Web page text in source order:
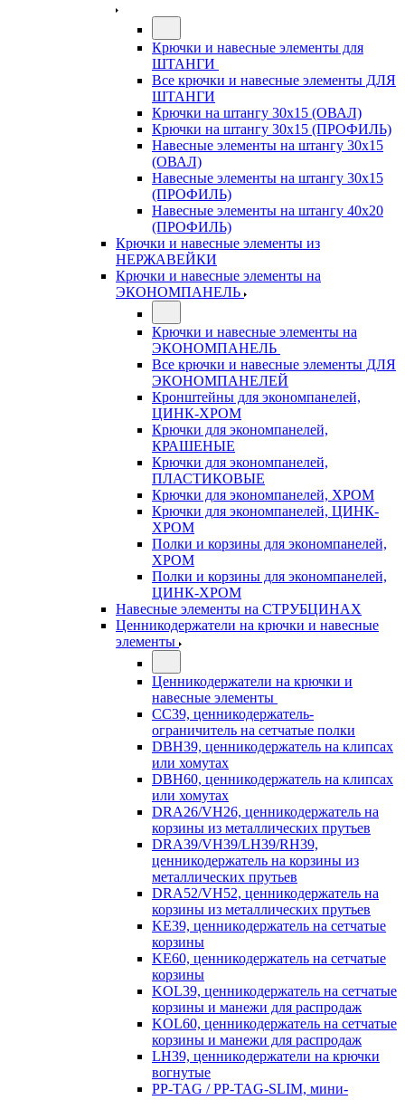
Крючки и навесные элементы для
ШТАНГИ
Все крючки и навесные элементы ДЛЯ
ШТАНГИ
Крючки на штангу 30х15 (ОВАЛ)
Крючки на штангу 30х15 (ПРОФИЛЬ)
Навесные элементы на штангу 30х15
(ОВАЛ)
Навесные элементы на штангу 30х15
(ПРОФИЛЬ)
Навесные элементы на штангу 40х20
(ПРОФИЛЬ)
Крючки и навесные элементы из
НЕРЖАВЕЙКИ
Крючки и навесные элементы на
ЭКОНОМПАНЕЛЬ
Крючки и навесные элементы на
ЭКОНОМПАНЕЛЬ
Все крючки и навесные элементы ДЛЯ
ЭКОНОМПАНЕЛЕЙ
Кронштейны для экономпанелей,
ЦИНК-ХРОМ
Крючки для экономпанелей,
КРАШЕНЫЕ
Крючки для экономпанелей,
ПЛАСТИКОВЫЕ
Крючки для экономпанелей, ХРОМ
Крючки для экономпанелей, ЦИНК-
ХРОМ
Полки и корзины для экономпанелей,
ХРОМ
Полки и корзины для экономпанелей,
ЦИНК-ХРОМ
Навесные элементы на СТРУБЦИНАХ
Ценникодержатели на крючки и навесные
элементы
Ценникодержатели на крючки и
навесные элементы
CC39, ценникодержатель-
ограничитель на сетчатые полки
DBH39, ценникодержатель на клипсах
или хомутах
DBH60, ценникодержатель на клипсах
или хомутах
DRA26/VH26, ценникодержатель на
корзины из металлических прутьев
DRA39/VH39/LH39/RH39,
ценникодержатель на корзины из
металлических прутьев
DRA52/VH52, ценникодержатель на
корзины из металлических прутьев
KE39, ценникодержатель на сетчатые
корзины
KE60, ценникодержатель на сетчатые
корзины
KOL39, ценникодержатель на сетчатые
корзины и манежи для распродаж
KOL60, ценникодержатель на сетчатые
корзины и манежи для распродаж
LH39, ценникодержатели на крючки
вогнутые
PP-TAG / PP-TAG-SLIM, мини-